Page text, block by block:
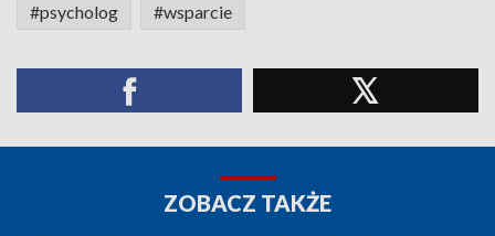
#psycholog #wsparcie
ZOBACZ TAKŻE